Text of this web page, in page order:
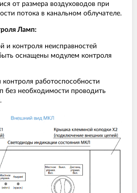
от размера воздуховодов при
потока в канальном облучателе.
Ламп:
и контроля неисправностей
оснащены модулем контроля
работоспособности
без необходимости проводить